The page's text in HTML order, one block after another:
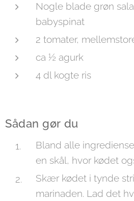
Nogle blade grøn
babyspinat
2 tomater,
ca ½ agurk
4 dl kogte ris
Sådan gør du
Bland alle
en skål, hvor kødet
Skær kødet i tynde
marinaden. Lad det